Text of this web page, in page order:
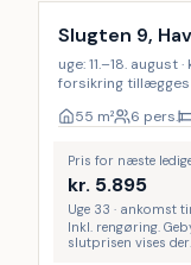
Slugten 9,
uge: 11.–18. august
forsikring
55 m² 6 pers.
Pris for næste
kr. 5.895
Uge 33 · ankomst
Inkl. rengøring.
slutprisen vises der.